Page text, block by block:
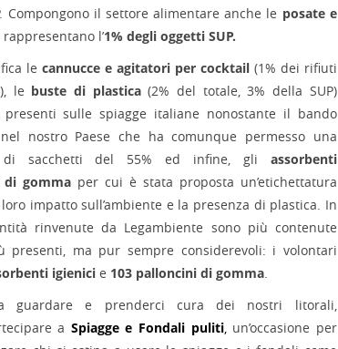
Compongono il settore alimentare anche le posate e
rappresentano l’1% degli oggetti SUP.
le cannucce e agitatori per cocktail(1% dei rifiuti
le buste di plastica(2% del totale, 3% della SUP)
presenti sulle spiagge italiane nonostante il bando
nostro Paese che ha comunque permesso una
di sacchetti del 55% ed infine, gli assorbenti
di gommaper cui è stata proposta un’etichettatura
impatto sull’ambiente e la presenza di plastica. In
rinvenute da Legambiente sono più contenute
ma pur sempre considerevoli: i volontari
igienici e 103 palloncini di gomma.
guardare e prenderci cura dei nostri litorali,
a Spiagge e Fondali puliti,un’occasione per